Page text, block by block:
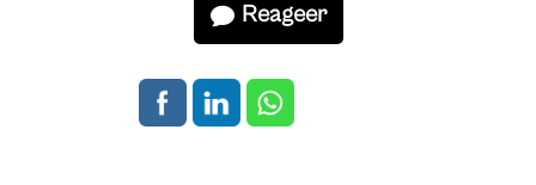
Reageer